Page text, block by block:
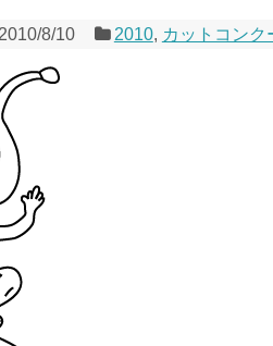
2010/8/10 2010, カットコンク